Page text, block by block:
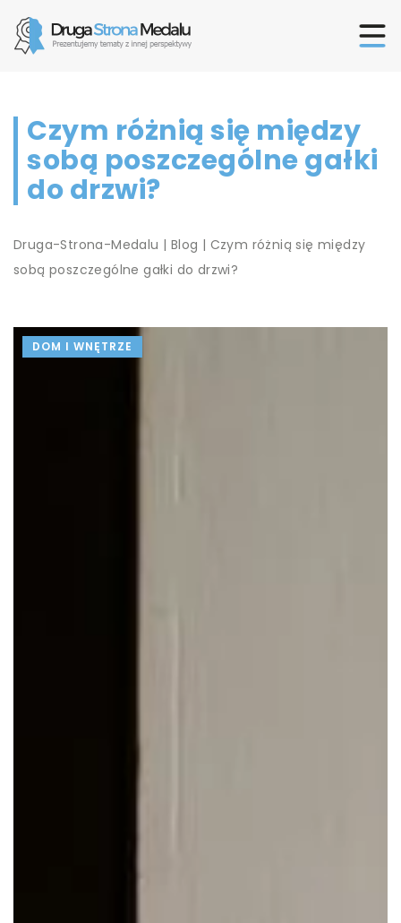
Czym różnią się między
sobą poszczególne gałki
do drzwi?
Druga-Strona-Medalu | Blog | Czym różnią się między
sobą poszczególne gałki do drzwi?
DOM I WNĘTRZE